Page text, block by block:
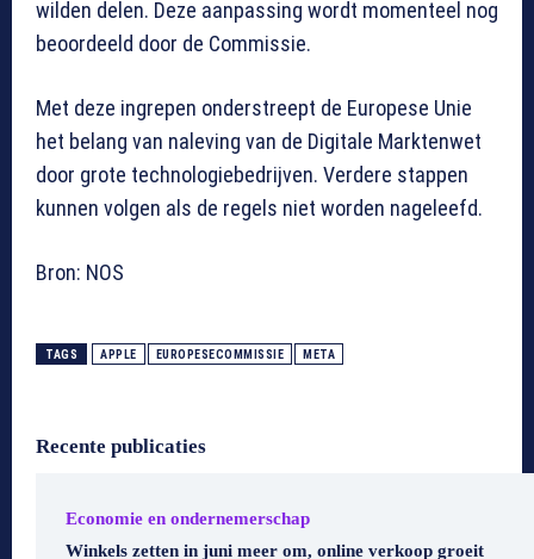
wilden delen. Deze aanpassing wordt momenteel nog
beoordeeld door de Commissie.
Met deze ingrepen onderstreept de Europese Unie
het belang van naleving van de Digitale Marktenwet
door grote technologiebedrijven. Verdere stappen
kunnen volgen als de regels niet worden nageleefd.
Bron: NOS
TAGS APPLE EUROPESECOMMISSIE META
Recente publicaties
Economie en ondernemerschap
Winkels zetten in juni meer om, online verkoop groeit